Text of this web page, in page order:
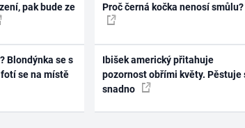
pak bude ze
Blondýnka se s
se na místě
Proč černá kočka nenosí smůlu?
Ibišek americký přitahuje
pozornost obřími květy. Pěstuje
snadno